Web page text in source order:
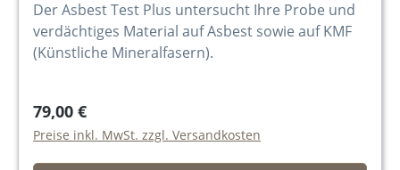
Der Asbest Test Plus untersucht Ihre Probe und
verdächtiges Material auf Asbest sowie auf KMF
(Künstliche Mineralfasern).
79,00 €
Preise inkl. MwSt. zzgl. Versandkosten